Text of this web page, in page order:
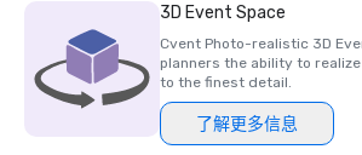
3D Event Space
Cvent Photo-realistic 3D
planners the ability to
to the finest detail.
了解更多信息